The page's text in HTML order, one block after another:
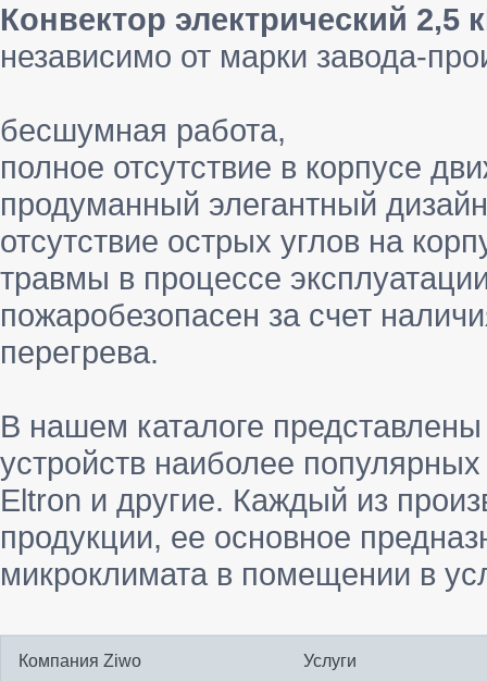
Конвектор электрический 2,5
независимо от марки завода-
бесшумная работа,
полное отсутствие в корпусе
продуманный элегантный
отсутствие острых углов на
травмы в процессе
пожаробезопасен за счет
перегрева.
В нашем каталоге
устройств наиболее
Eltron и другие. Каждый из
продукции, ее основное
микроклимата в помещении в
Компания Ziwo Услуги